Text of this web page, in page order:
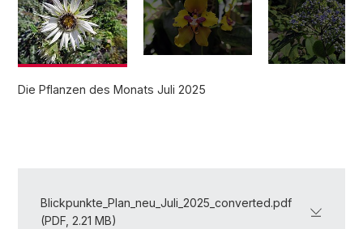
Die Pflanzen des Monats Juli 2025
Blickpunkte_Plan_neu_Juli_2025_converted.pdf
(PDF, 2.21 MB)